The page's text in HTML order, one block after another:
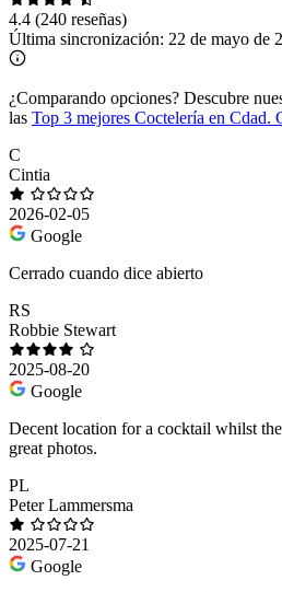
4.4 (240 reseñas)
Última sincronización: 22 de mayo de
¿Comparando opciones? Descubre
las Top 3 mejores Coctelería en Cdad.
C
Cintia
2026-02-05
Google
Cerrado cuando dice abierto
RS
Robbie Stewart
2025-08-20
Google
Decent location for a cocktail whilst
great photos.
PL
Peter Lammersma
2025-07-21
Google